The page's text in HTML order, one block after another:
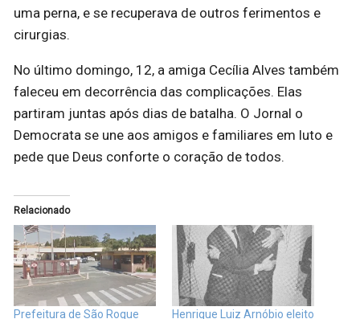
uma perna, e se recuperava de outros ferimentos e
cirurgias.
No último domingo, 12, a amiga Cecília Alves também
faleceu em decorrência das complicações. Elas
partiram juntas após dias de batalha. O Jornal o
Democrata se une aos amigos e familiares em luto e
pede que Deus conforte o coração de todos.
Relacionado
Prefeitura de São Roque
Henrique Luiz Arnóbio eleito